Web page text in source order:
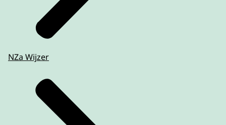
NZa Wijzer